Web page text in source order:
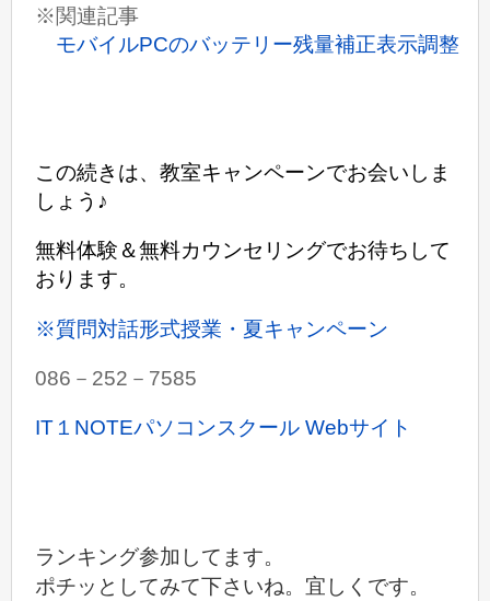
※関連記事
モバイルPCのバッテリー残量補正表示調整
この続きは、教室キャンペーンでお会いしま
しょう♪
無料体験＆無料カウンセリングでお待ちして
おります。
※質問対話形式授業・夏キャンペーン
086－252－7585
IT１NOTEパソコンスクール Webサイト
ランキング参加してます。
ポチッとしてみて下さいね。宜しくです。